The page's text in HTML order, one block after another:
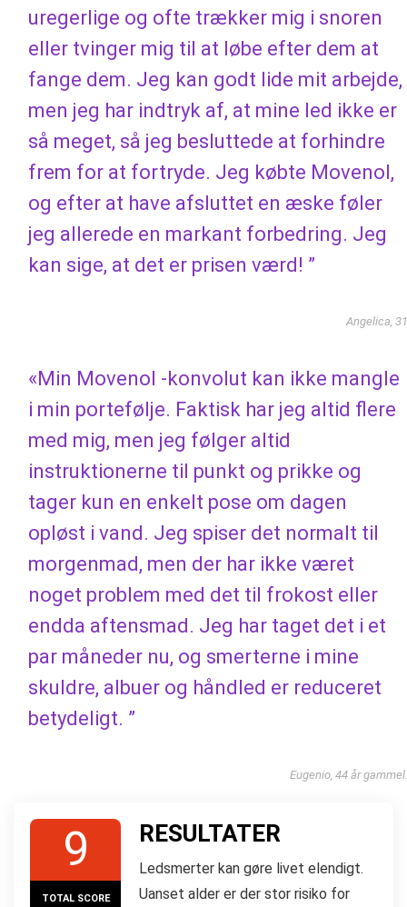
uregerlige og ofte trækker mig i snoren
eller tvinger mig til at løbe efter dem at
fange dem. Jeg kan godt lide mit arbejde,
men jeg har indtryk af, at mine led ikke er
så meget, så jeg besluttede at forhindre
frem for at fortryde. Jeg købte Movenol,
og efter at have afsluttet en æske føler
jeg allerede en markant forbedring. Jeg
kan sige, at det er prisen værd! ”
Angelica, 31
«Min Movenol -konvolut kan ikke mangle
i min portefølje. Faktisk har jeg altid flere
med mig, men jeg følger altid
instruktionerne til punkt og prikke og
tager kun en enkelt pose om dagen
opløst i vand. Jeg spiser det normalt til
morgenmad, men der har ikke været
noget problem med det til frokost eller
endda aftensmad. Jeg har taget det i et
par måneder nu, og smerterne i mine
skuldre, albuer og håndled er reduceret
betydeligt. ”
Eugenio, 44 år gammel.
9
TOTAL SCORE
RESULTATER
Ledsmerter kan gøre livet elendigt.
Uanset alder er der stor risiko for